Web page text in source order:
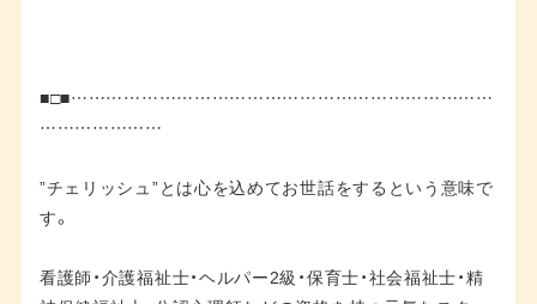
■□■………………………………………………………………
…………………
”チェリッシュ”とは心を込めてお世話をするという意味で
す。
看護師・介護福祉士・ヘルパー2級・保育士・社会福祉士・精